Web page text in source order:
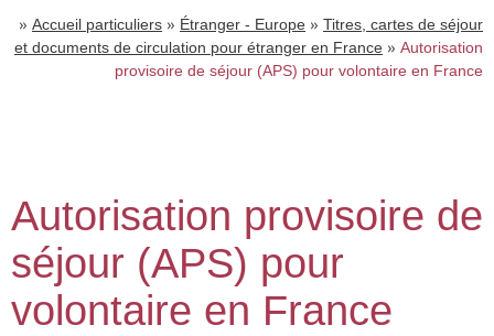
» Accueil particuliers » Étranger - Europe » Titres, cartes de séjour
et documents de circulation pour étranger en France » Autorisation
provisoire de séjour (APS) pour volontaire en France
Autorisation provisoire de
séjour (APS) pour
volontaire en France